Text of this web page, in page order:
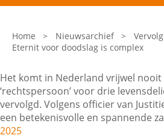
Laatste nieuws
Onze organisatie
Veelgestelde vragen
Home > Nieuwsarchief >
Eternit voor doodslag is complex
Het komt in Nederland vrijwel
‘rechtspersoon’ voor drie
vervolgd. Volgens officier van
een betekenisvolle en spannende
2025